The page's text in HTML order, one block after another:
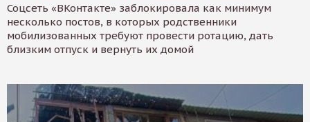
Соцсеть «ВКонтакте» заблокировала как минимум
несколько постов, в которых родственники
мобилизованных требуют провести ротацию, дать
близким отпуск и вернуть их домой